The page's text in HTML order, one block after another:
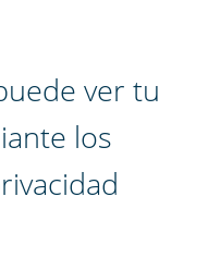
ver tu
los